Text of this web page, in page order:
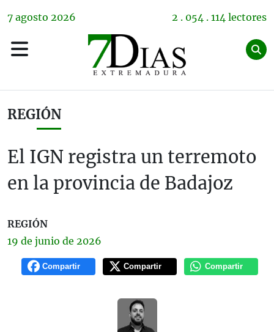
7 agosto 2026 2 . 054 . 114 lectores
REGIÓN
El IGN registra un terremoto
en la provincia de Badajoz
REGIÓN
19 de junio de 2026
Compartir Compartir Compartir